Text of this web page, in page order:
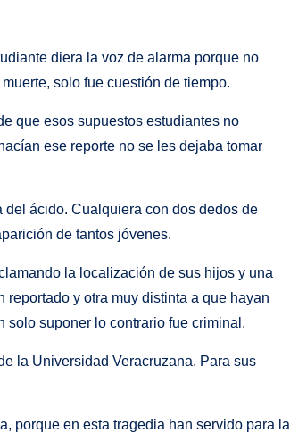
diera la voz de alarma porque no
solo fue cuestión de tiempo.
que esos supuestos estudiantes no
ese reporte no se les dejaba tomar
ácido. Cualquiera con dos dedos de
de tantos jóvenes.
la localización de sus hijos y una
y otra muy distinta a que hayan
suponer lo contrario fue criminal.
la Universidad Veracruzana. Para sus
porque en esta tragedia han servido para la